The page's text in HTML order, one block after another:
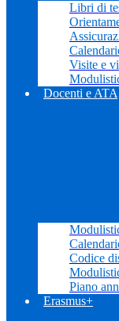
Libri di
Visite e
Docenti e ATA
Codice
Piano
Erasmus+